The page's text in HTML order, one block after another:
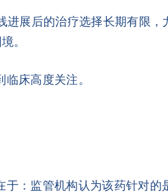
进展后的治疗选择长期有限，
。
床高度关注。
：监管机构认为该药针对的